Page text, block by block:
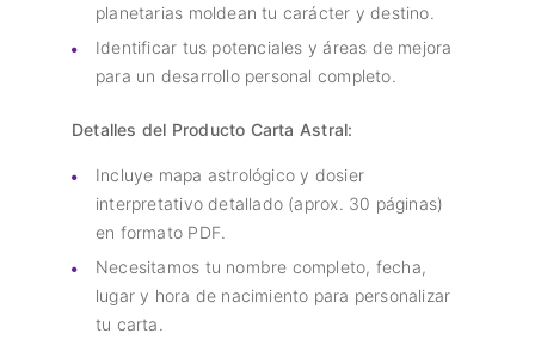
planetarias moldean tu carácter y destino.
Identificar tus potenciales y áreas de mejora
para un desarrollo personal completo.
Detalles del Producto Carta Astral:
Incluye mapa astrológico y dosier
interpretativo detallado (aprox. 30 páginas)
en formato PDF.
Necesitamos tu nombre completo, fecha,
lugar y hora de nacimiento para personalizar
tu carta.